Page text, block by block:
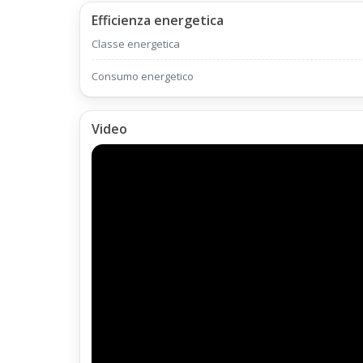
Efficienza energetica
Classe energetica
Consumo energetico
Video